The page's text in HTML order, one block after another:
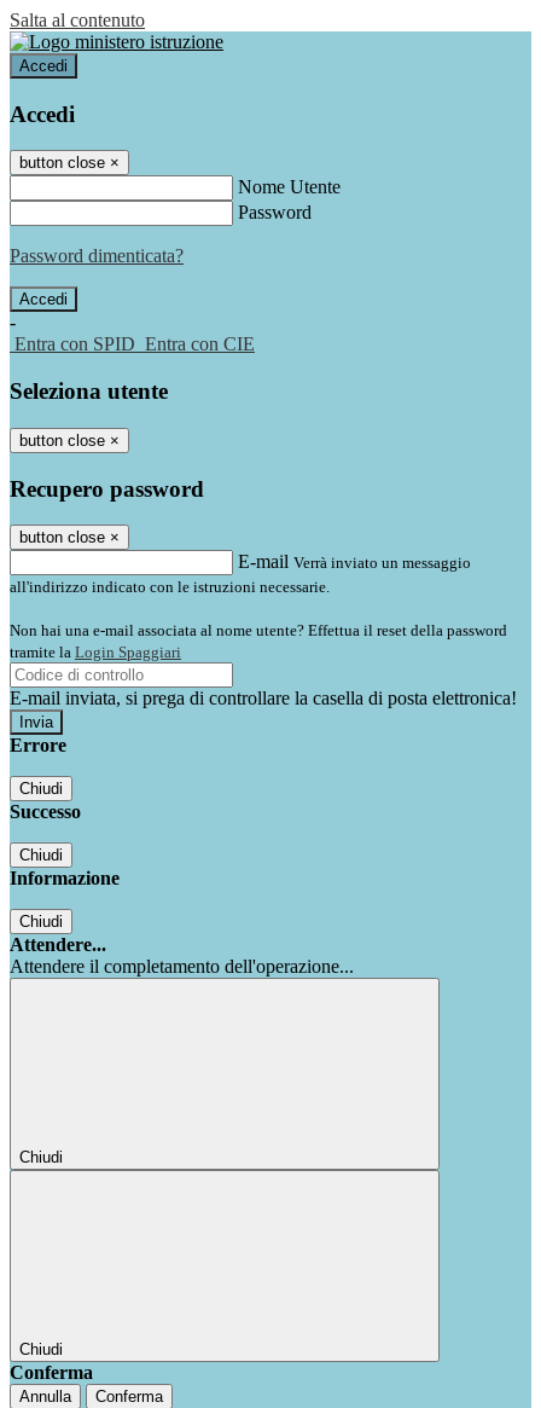
Salta al contenuto
Accedi
Accedi
button close ×
Nome Utente
Password
Password dimenticata?
-
Entra con SPID Entra con CIE
Seleziona utente
button close ×
Recupero password
button close ×
E-mail Verrà inviato un messaggio
all'indirizzo indicato con le istruzioni necessarie.
Non hai una e-mail associata al nome utente? Effettua il reset della password
tramite la Login Spaggiari
E-mail inviata, si prega di controllare la casella di posta elettronica!
Errore
Chiudi
Successo
Chiudi
Informazione
Chiudi
Attendere...
Attendere il completamento dell'operazione...
Chiudi
Chiudi
Conferma
Annulla Conferma